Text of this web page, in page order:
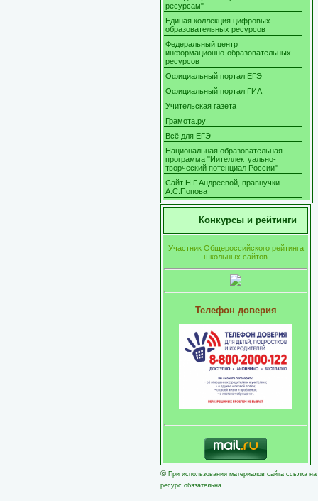
ресурсам"
Единая коллекция цифровых
образовательных ресурсов
Федеральный центр
информационно-образовательных
ресурсов
Официальный портал ЕГЭ
Официальный портал ГИА
Учительская газета
Грамота.ру
Всё для ЕГЭ
Национальная образовательная
программа "Иителлектуально-
творческий потенциал России"
Сайт Н.Г.Андреевой, правнучки
А.С.Попова
Конкурсы и рейтинги
Участник Общероссийского рейтинга
школьных сайтов
Телефон доверия
© При использовании материалов сайта ссылка на
ресурс обязательна.